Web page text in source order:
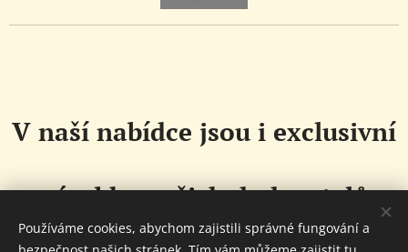
V naší nabídce jsou i exclusivní
výrobky našich dodavatelů
Používáme cookies, abychom zajistili správné fungování a